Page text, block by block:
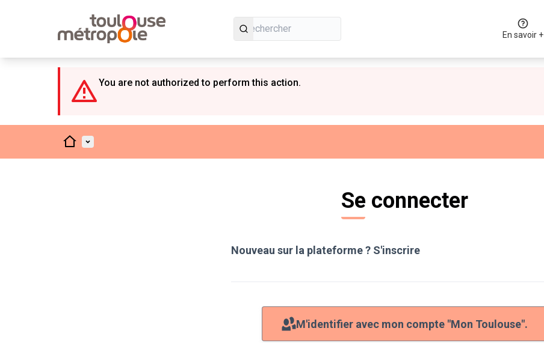
En savoir +
You are not authorized to perform this action.
AccueilMenu principal
Se connecter
Nouveau sur la plateforme ? S'inscrire
M'identifier avec mon compte "Mon Toulouse".